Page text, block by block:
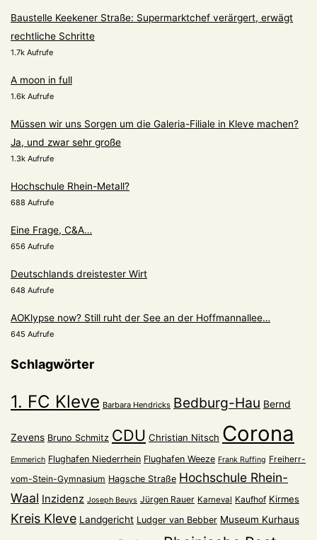
Baustelle Keekener Straße: Supermarktchef verärgert, erwägt
rechtliche Schritte
1.7k Aufrufe
A moon in full
1.6k Aufrufe
Müssen wir uns Sorgen um die Galeria-Filiale in Kleve machen?
Ja, und zwar sehr große
1.3k Aufrufe
Hochschule Rhein-Metall?
688 Aufrufe
Eine Frage, C&A…
656 Aufrufe
Deutschlands dreistester Wirt
648 Aufrufe
AOKlypse now? Still ruht der See an der Hoffmannallee…
645 Aufrufe
Schlagwörter
1. FC Kleve Barbara Hendricks Bedburg-Hau Bernd
Zevens Bruno Schmitz CDU Christian Nitsch Corona
Emmerich Flughafen Niederrhein Flughafen Weeze Frank Ruffing Freiherr-
vom-Stein-Gymnasium Hagsche Straße Hochschule Rhein-
Waal Inzidenz Joseph Beuys Jürgen Rauer Karneval Kaufhof Kirmes
Kreis Kleve Landgericht Ludger van Bebber Museum Kurhaus